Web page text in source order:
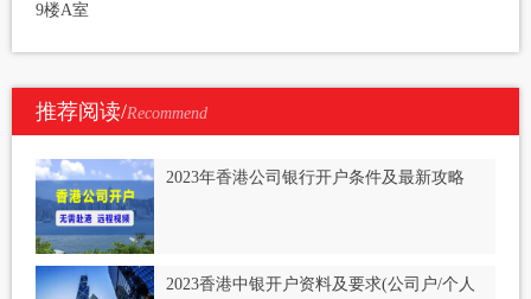
9楼A室
推荐阅读/Recommend
2023年香港公司银行开户条件及最新攻略
2023香港中银开户资料及要求(公司户/个人